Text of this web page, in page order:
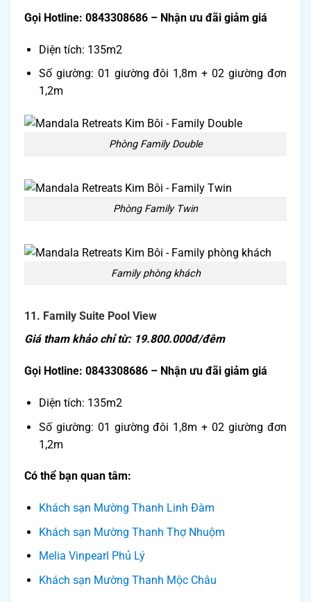
Gọi Hotline: 0843308686 – Nhận ưu đãi giảm giá
Diện tích: 135m2
Số giường: 01 giường đôi 1,8m + 02 giường đơn
1,2m
Phòng Family Double
Phòng Family Twin
Family phòng khách
11. Family Suite Pool View
Giá tham khảo chỉ từ: 19.800.000đ/đêm
Gọi Hotline: 0843308686 – Nhận ưu đãi giảm giá
Diện tích: 135m2
Số giường: 01 giường đôi 1,8m + 02 giường đơn
1,2m
Có thể bạn quan tâm:
Khách sạn Mường Thanh Linh Đàm
Khách sạn Mường Thanh Thợ Nhuộm
Melia Vinpearl Phủ Lý
Khách sạn Mường Thanh Mộc Châu